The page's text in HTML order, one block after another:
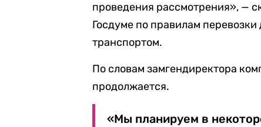
проведения рассмотрения», —
Госдуме по правилам
транспортом.
По словам замгендиректора
продолжается.
«Мы планируем в